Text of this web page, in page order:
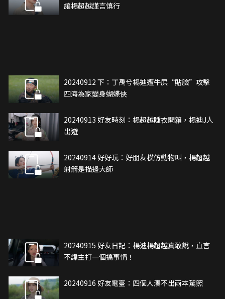
讓楊超越謹言慎行
20240912 下：丁禹兮楊迪遭牛屎“貼臉”攻擊
四海為家變身蝴蝶俠
20240913 好友時刻：楊超越睡衣開箱，楊迪J人
出遊
20240914 好好玩：好朋友模仿動物叫，楊超越
射箭是描邊大師
20240915 好友日記：楊迪楊超越真敢說，直言
不諱主打一個搞事情！
20240916 好友電臺：四個人湊不出兩本駕照